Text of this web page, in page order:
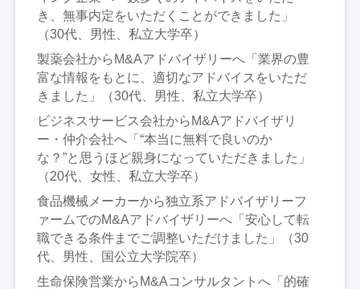
き、無事内定をいただくことができました」
（30代、男性、私立大学卒）
製薬会社からM&Aアドバイザリーへ「業界の豊
富な情報をもとに、適切なアドバイスをいただ
きました」（30代、男性、私立大学卒）
ビジネスサービス会社からM&Aアドバイザリ
ー・仲介会社へ「“本当に無料で良いのか
な？”と思うほど親身になっていただきました」
（20代、女性、私立大学卒）
食品機械メーカーから独立系アドバイザリーフ
ァームでのM&Aアドバイザリーへ「安心して転
職できる条件までご調整いただけました」（30
代、男性、国公立大学院卒）
生命保険営業からM&Aコンサルタントへ「的確